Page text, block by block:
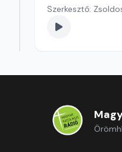
Szerkesztő: